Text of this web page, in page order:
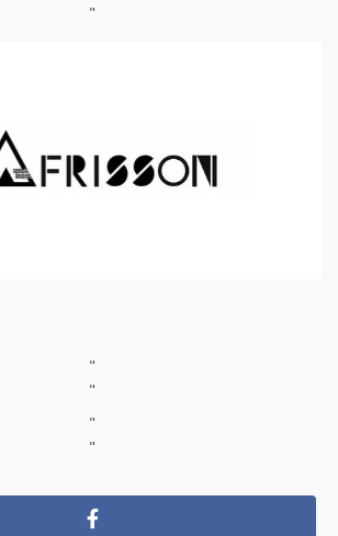
"
"
"
"
"